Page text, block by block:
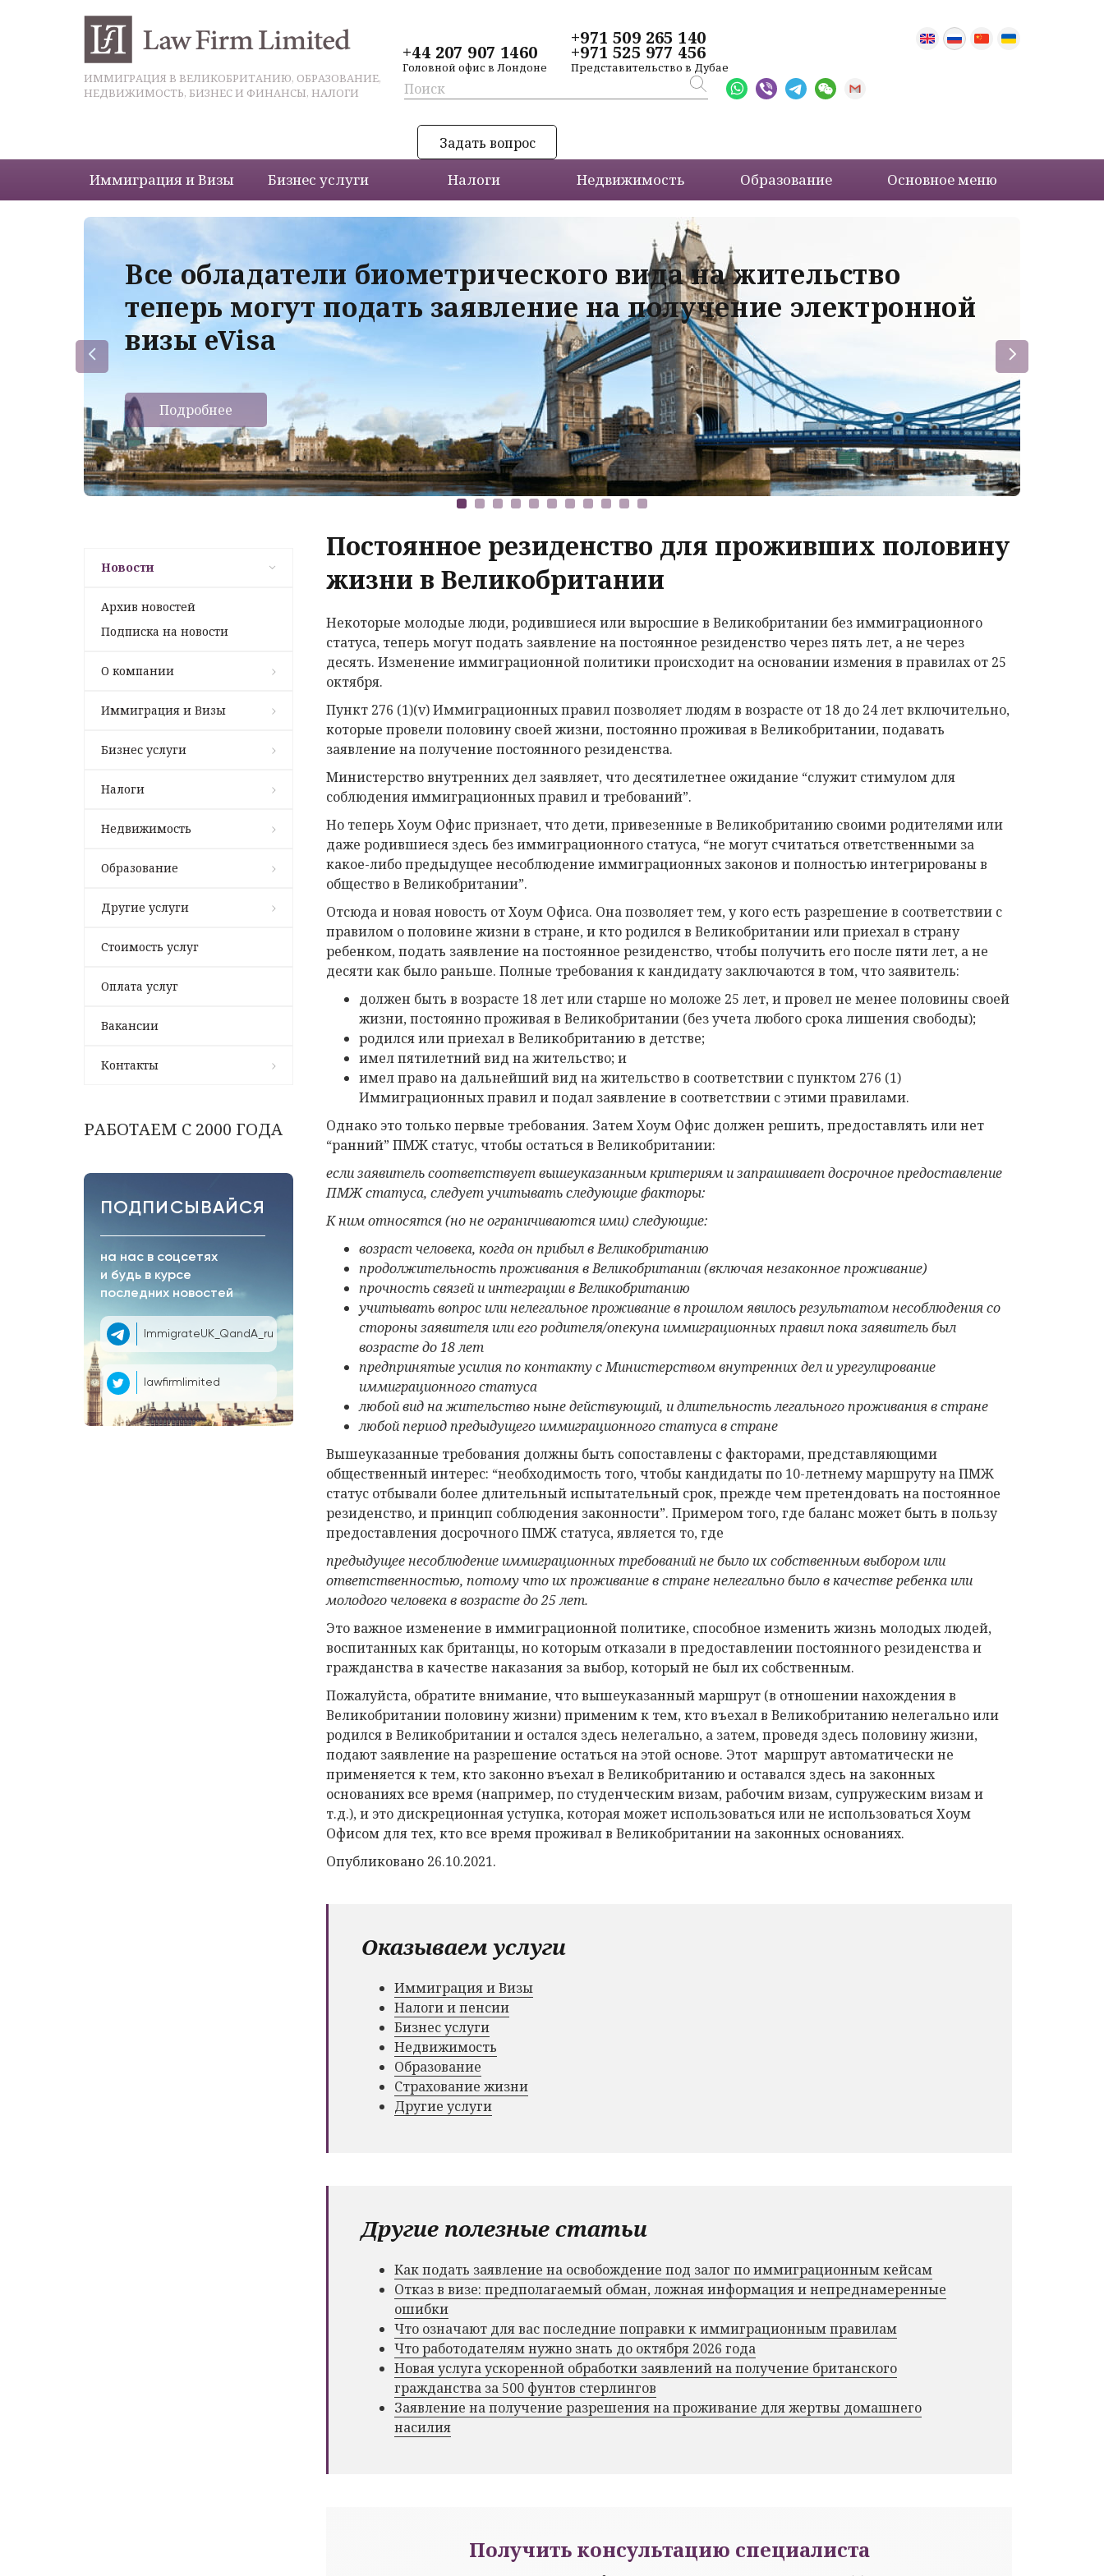
ИММИГРАЦИЯ В ВЕЛИКОБРИТАНИЮ, ОБРАЗОВАНИЕ,
НЕДВИЖИМОСТЬ, БИЗНЕС И ФИНАНСЫ, НАЛОГИ
+44 207 907 1460
Головной офис в Лондоне
+971 509 265 140
+971 525 977 456
Представительство в Дубае
Задать вопрос
Иммиграция и Визы Бизнес услуги Налоги Недвижимость Образование Основное меню
Все обладатели биометрического вида на жительство
теперь могут подать заявление на получение электронной
визы eVisa
Подробнее
Новости
Архив новостей
Подписка на новости
О компании
Иммиграция и Визы
Бизнес услуги
Налоги
Недвижимость
Образование
Другие услуги
Стоимость услуг
Оплата услуг
Вакансии
Контакты
РАБОТАЕМ С 2000 ГОДА
ПОДПИСЫВАЙСЯ
на нас в соцсетях
и будь в курсе
последних новостей
ImmigrateUK_QandA_ru
lawfirmlimited
Постоянное резиденство для проживших половину
жизни в Великобритании
Некоторые молодые люди, родившиеся или выросшие в Великобритании без иммиграционного
статуса, теперь могут подать заявление на постоянное резиденство через пять лет, а не через
десять. Изменение иммиграционной политики происходит на основании измения в правилах от 25
октября.
Пункт 276 (1)(v) Иммиграционных правил позволяет людям в возрасте от 18 до 24 лет включительно,
которые провели половину своей жизни, постоянно проживая в Великобритании, подавать
заявление на получение постоянного резиденства.
Министерство внутренних дел заявляет, что десятилетнее ожидание “служит стимулом для
соблюдения иммиграционных правил и требований”.
Но теперь Хоум Офис признает, что дети, привезенные в Великобританию своими родителями или
даже родившиеся здесь без иммиграционного статуса, “не могут считаться ответственными за
какое-либо предыдущее несоблюдение иммиграционных законов и полностью интегрированы в
общество в Великобритании”.
Отсюда и новая новость от Хоум Офиса. Она позволяет тем, у кого есть разрешение в соответствии с
правилом о половине жизни в стране, и кто родился в Великобритании или приехал в страну
ребенком, подать заявление на постоянное резиденство, чтобы получить его после пяти лет, а не
десяти как было раньше. Полные требования к кандидату заключаются в том, что заявитель:
должен быть в возрасте 18 лет или старше но моложе 25 лет, и провел не менее половины своей
жизни, постоянно проживая в Великобритании (без учета любого срока лишения свободы);
родился или приехал в Великобританию в детстве;
имел пятилетний вид на жительство; и
имел право на дальнейший вид на жительство в соответствии с пунктом 276 (1)
Иммиграционных правил и подал заявление в соответствии с этими правилами.
Однако это только первые требования. Затем Хоум Офис должен решить, предоставлять или нет
“ранний” ПМЖ статус, чтобы остаться в Великобритании:
если заявитель соответствует вышеуказанным критериям и запрашивает досрочное предоставление
ПМЖ статуса, следует учитывать следующие факторы:
К ним относятся (но не ограничиваются ими) следующие:
возраст человека, когда он прибыл в Великобританию
продолжительность проживания в Великобритании (включая незаконное проживание)
прочностьсвязей и интеграции в Великобританию
учитывать вопрос илинелегальное проживание в прошлом явилосьрезультатом несоблюдения со
стороны заявителя или его родителя/опекуна иммиграционных правил показаявительбыл
возрасте до 18 лет
предпринятые усилия по контактус Министерством внутренних дел иурегулирование
иммиграционного статуса
любой вид на жительство ныне действующий, и длительность легального проживания в стране
любойпериодпредыдущего иммиграционного статуса в стране
Вышеуказанные требования должны быть сопоставлены с факторами, представляющими
общественный интерес: “необходимость того, чтобы кандидаты по 10-летнему маршруту на ПМЖ
статус отбывали более длительный испытательный срок, прежде чем претендовать на постоянное
резиденство, и принцип соблюдения законности”. Примером того, где баланс может быть в пользу
предоставления досрочного ПМЖ статуса, является то, где
предыдущее несоблюдение иммиграционных требований не было их собственным выбором или
ответственностью, потому что их проживание в стране нелегально былов качестве ребенка или
молодогочеловекав возрасте до 25 лет.
Это важное изменение в иммиграционной политике, способное изменить жизнь молодых людей,
воспитанных как британцы, но которым отказали в предоставлении постоянного резиденства и
гражданства в качестве наказания за выбор, который не был их собственным.
Пожалуйста, обратите внимание, что вышеуказанный маршрут (в отношении нахождения в
Великобритании половину жизни) применим к тем, кто въехал в Великобританию нелегально или
родился в Великобритании и остался здесь нелегально, а затем, проведя здесь половину жизни,
подают заявление на разрешение остаться на этой основе. Этот маршрут автоматически не
применяется к тем, кто законно въехал в Великобританию и оставался здесь на законных
основаниях все время (например, по студенческим визам, рабочим визам, супружеским визам и
т.д.), и это дискреционная уступка, которая может использоваться или не использоваться Хоум
Офисом для тех, кто все время проживал в Великобритании на законных основаниях.
Опубликовано 26.10.2021.
Оказываем услуги
Иммиграция и Визы
Налоги и пенсии
Бизнес услуги
Недвижимость
Образование
Страхование жизни
Другие услуги
Другие полезные статьи
Как подать заявление на освобождение под залог по иммиграционным кейсам
Отказ в визе: предполагаемый обман, ложная информация и непреднамеренные
ошибки
Что означают для вас последние поправки к иммиграционным правилам
Что работодателям нужно знать до октября 2026 года
Новая услуга ускоренной обработки заявлений на получение британского
гражданства за 500 фунтов стерлингов
Заявление на получение разрешения на проживание для жертвы домашнего
насилия
Получить консультацию специалиста